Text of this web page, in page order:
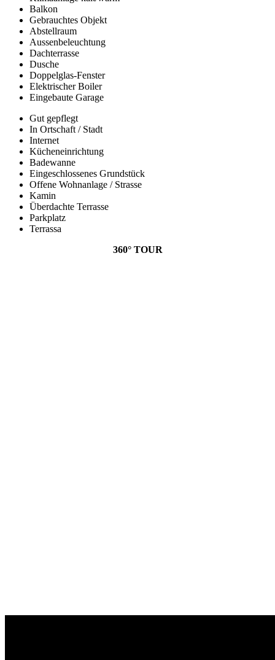
Balkon
Gebrauchtes Objekt
Abstellraum
Aussenbeleuchtung
Dachterrasse
Dusche
Doppelglas-Fenster
Elektrischer Boiler
Eingebaute Garage
Gut gepflegt
In Ortschaft / Stadt
Internet
Kücheneinrichtung
Badewanne
Eingeschlossenes Grundstück
Offene Wohnanlage / Strasse
Kamin
Überdachte Terrasse
Parkplatz
Terrassa
360° TOUR